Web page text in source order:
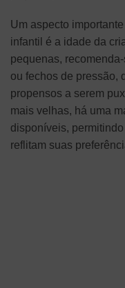
Um aspecto
infantil é a idade da
pequenas,
ou fechos de pressão,
propensos a serem
mais velhas, há uma
disponíveis,
reflitam suas